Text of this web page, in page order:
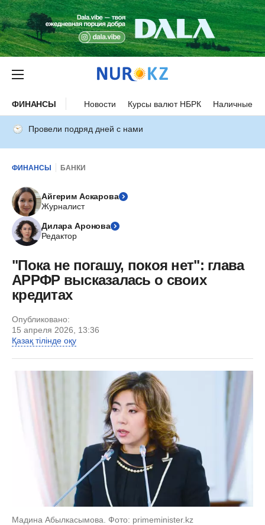
ФИНАНСЫ Новости Курсы валют НБРК Наличные
Провели подряд дней с нами
ФИНАНСЫ БАНКИ
Айгерим Аскарова
Журналист
Дилара Аронова
Редактор
"Пока не погашу, покоя нет": глава
АРРФР высказалась о своих
кредитах
Опубликовано:
15 апреля 2026, 13:36
Қазақ тілінде оқу
Мадина Абылкасымова. Фото: primeminister.kz